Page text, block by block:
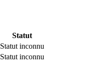
Statut
Statut inconnu
Statut inconnu